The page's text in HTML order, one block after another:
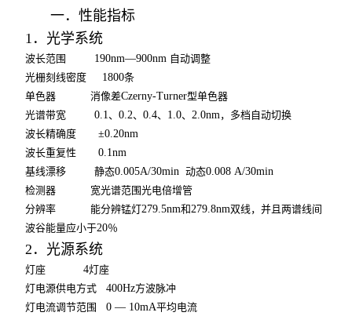
一．性能指标
1 ．光学系统
波长范围 190nm—900nm 自动调整
光栅刻线密度 1800条
单色器
消像差Czerny-Turner型单色器
光谱带宽 0.1、0.2、0.4、 1.0、2.0nm，多档自动切换
波长精确度 ±0.20nm
波长重复性 0.1nm
基线漂移
静态0.005A/30min动态0.008 A/30min
检测器
宽光谱范围光电倍增管
分辨率
能分辨锰灯279.5nm和279.8nm双线，并且两谱线间
波谷能量应小于20％
2 ．光源系统
灯座 4灯座
灯电源供电方式 400Hz方波脉冲
灯电流调节范围
0 — 10mA平均电流